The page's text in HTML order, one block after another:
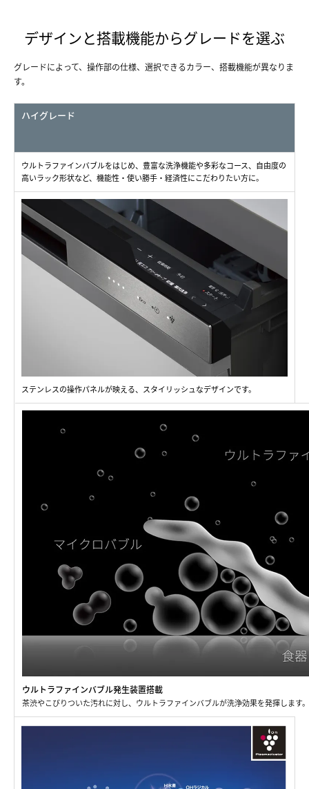
デザインと搭載機能からグレードを選ぶ
グレードによって、操作部の仕様、選択できるカラー、搭載機能が異なりま
す。
ハイグレード
ウルトラファインバブルをはじめ、豊富な洗浄機能や多彩なコース、自由度の
高いラック形状など、機能性・使い勝手・経済性にこだわりたい方に。
ステンレスの操作パネルが映える、スタイリッシュなデザインです。
ウルトラファインバブル発生装置搭載
茶渋やこびりついた汚れに対し、ウルトラファインバブルが洗浄効果を発揮します